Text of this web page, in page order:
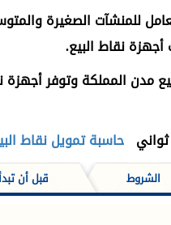
للمنشآت الصغيرة
أجهزة نقاط البيع.
مدن المملكة وتوفر أجهزة
حاسبة تمويل نقاط
الشروط قبل أن